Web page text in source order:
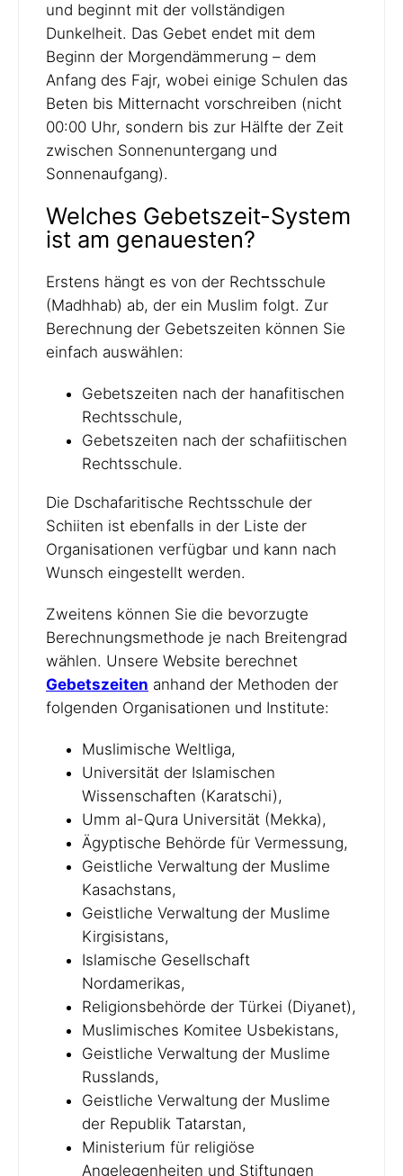
und beginnt mit der vollständigen
Dunkelheit. Das Gebet endet mit dem
Beginn der Morgendämmerung – dem
Anfang des Fajr, wobei einige Schulen das
Beten bis Mitternacht vorschreiben (nicht
00:00 Uhr, sondern bis zur Hälfte der Zeit
zwischen Sonnenuntergang und
Sonnenaufgang).
Welches Gebetszeit-System
ist am genauesten?
Erstens hängt es von der Rechtsschule
(Madhhab) ab, der ein Muslim folgt. Zur
Berechnung der Gebetszeiten können Sie
einfach auswählen:
Gebetszeiten nach der hanafitischen
Rechtsschule,
Gebetszeiten nach der schafiitischen
Rechtsschule.
Die Dschafaritische Rechtsschule der
Schiiten ist ebenfalls in der Liste der
Organisationen verfügbar und kann nach
Wunsch eingestellt werden.
Zweitens können Sie die bevorzugte
Berechnungsmethode je nach Breitengrad
wählen. Unsere Website berechnet
Gebetszeiten anhand der Methoden der
folgenden Organisationen und Institute:
Muslimische Weltliga,
Universität der Islamischen
Wissenschaften (Karatschi),
Umm al-Qura Universität (Mekka),
Ägyptische Behörde für Vermessung,
Geistliche Verwaltung der Muslime
Kasachstans,
Geistliche Verwaltung der Muslime
Kirgisistans,
Islamische Gesellschaft
Nordamerikas,
Religionsbehörde der Türkei (Diyanet),
Muslimisches Komitee Usbekistans,
Geistliche Verwaltung der Muslime
Russlands,
Geistliche Verwaltung der Muslime
der Republik Tatarstan,
Ministerium für religiöse
Angelegenheiten und Stiftungen